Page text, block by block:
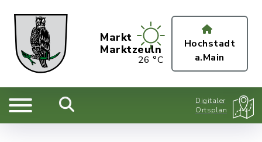
Markt
Marktzeuln
26 °C
Hochstadt
a.Main
Digitaler
Ortsplan